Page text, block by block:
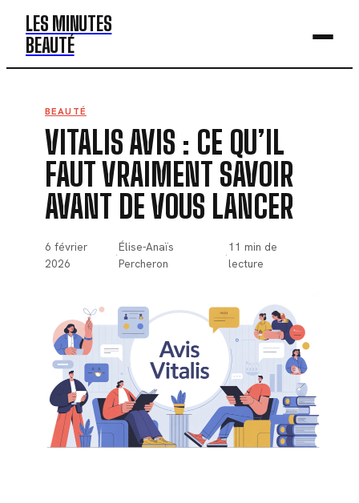
LES MINUTES
BEAUTÉ
MODE
SANTÉ
BIEN-ÊTRE
BEAUTÉ
VITALIS AVIS : CE QU’IL
FAUT VRAIMENT SAVOIR
AVANT DE VOUS LANCER
6 février
2026
·
Élise-Anaïs
Percheron
·
11 min de
lecture